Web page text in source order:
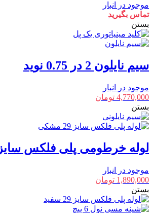
موجود در انبار
تماس بگیرید
بستن
سیم نایلون 2 در 0.75 نوید
موجود در انبار
4,770,000 تومان
بستن
لوله خرطومی پلی فلکس سایز 29
موجود در انبار
1,890,000 تومان
بستن